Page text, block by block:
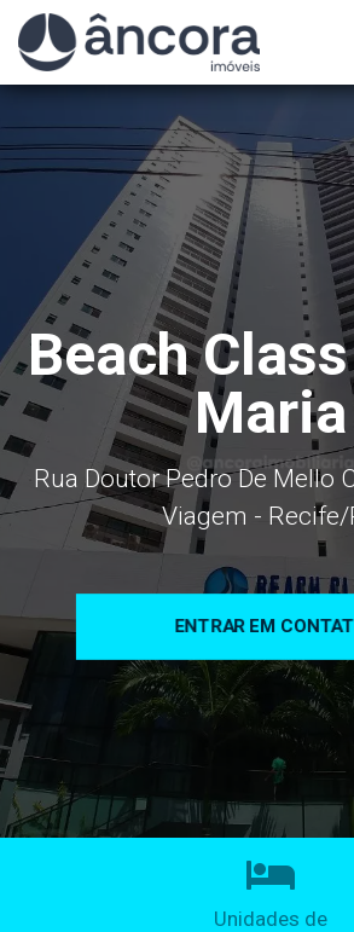
Beach
Maria
Rua Doutor Pedro De Mello
Viagem - Recife/
ENTRAR EM
Unidades de